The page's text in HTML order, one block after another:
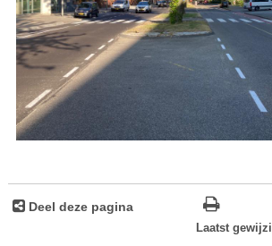
Deel deze pagina
Laatst